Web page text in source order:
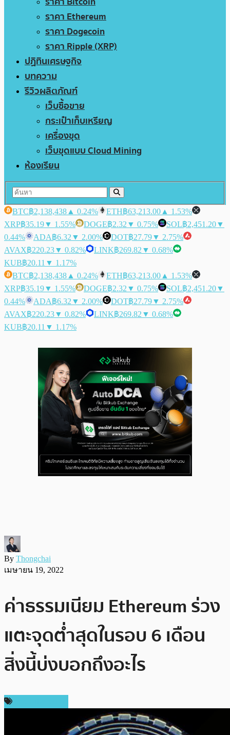
ราคา Ethereum
ราคา Dogecoin
ราคา Ripple (XRP)
ปฏิทินเศรษฐกิจ
บทความ
รีวิวผลิตภัณฑ์
เว็บซื้อขาย
กระเป๋าเก็บเหรียญ
เครื่องขุด
เว็บขุดแบบ Cloud Mining
ห้องเรียน
BTC฿2,138,438 ▲ 0.24% ETH฿63,213.00 ▲ 1.53%
XRP฿35.19▼ 1.55% DOGE฿2.32 ▼ 0.75% SOL฿2,451.20▼
0.44%
ADA฿6.32 ▼ 2.00% DOT฿27.79▼ 2.75%
AVAX฿220.23▼ 0.82% LINK฿269.82 ▼ 0.68%
KUB฿20.11 ▼ 1.17%
BTC฿2,138,438 ▲ 0.24% ETH฿63,213.00 ▲ 1.53%
XRP฿35.19▼ 1.55% DOGE฿2.32 ▼ 0.75% SOL฿2,451.20▼
0.44%
ADA฿6.32 ▼ 2.00% DOT฿27.79▼ 2.75%
AVAX฿220.23▼ 0.82% LINK฿269.82 ▼ 0.68%
KUB฿20.11 ▼ 1.17%
By Thongchai
เมษายน 19, 2022
ค่าธรรมเนียม Ethereum ร่วง
แตะจุดต่ำสุดในรอบ 6 เดือน
สิ่งนี้บ่งบอกถึงอะไร